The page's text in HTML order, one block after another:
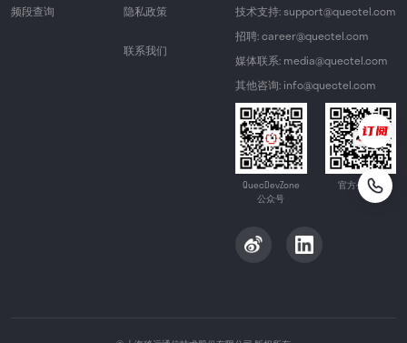
频段查询
隐私政策
联系我们
技术支持: support@quectel.com
招聘: career@quectel.com
媒体联系: media@quectel.com
其他咨询: info@quectel.com
QuecDevZone
公众号
官方公众号